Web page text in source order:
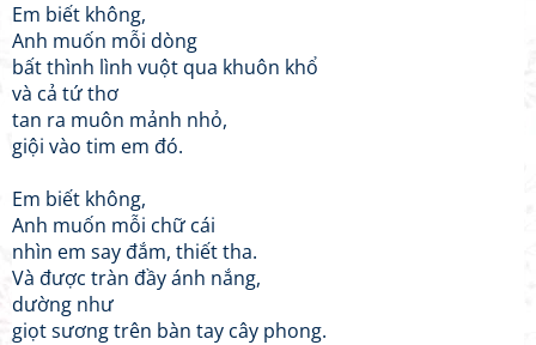
Em biết không,
Anh muốn mỗi dòng
bất thình lình vuột qua khuôn khổ
và cả tứ thơ
tan ra muôn mảnh nhỏ,
giội vào tim em đó.
Em biết không,
Anh muốn mỗi chữ cái
nhìn em say đắm, thiết tha.
Và được tràn đầy ánh nắng,
dường như
giọt sương trên bàn tay cây phong.